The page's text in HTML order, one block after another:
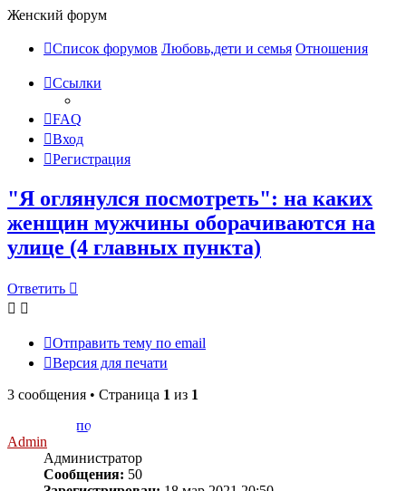
Женский форум
Список форумов Любовь,дети и семья Отношения
Ссылки
FAQ
Вход
Регистрация
"Я оглянулся посмотреть": на каких
женщин мужчины оборачиваются на
улице (4 главных пункта)
Ответить
Отправить тему по email
Версия для печати
3 сообщения • Страница 1 из 1
Admin
Администратор
Сообщения: 50